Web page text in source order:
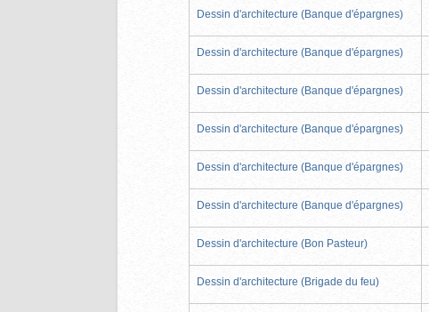
Dessin d'architecture (Banque d'épargnes)
Dessin d'architecture (Banque d'épargnes)
Dessin d'architecture (Banque d'épargnes)
Dessin d'architecture (Banque d'épargnes)
Dessin d'architecture (Banque d'épargnes)
Dessin d'architecture (Banque d'épargnes)
Dessin d'architecture (Bon Pasteur)
Dessin d'architecture (Brigade du feu)